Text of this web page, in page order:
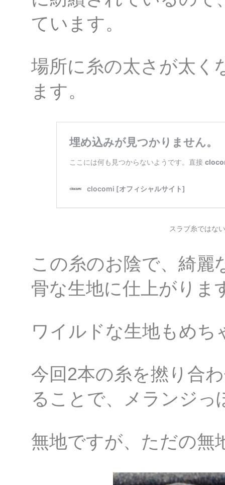
ています。
場所に糸の太さが太く
ます。
スラブ糸ではな
この糸のお陰で、綺麗
骨な生地に仕上がりま
ワイルドな生地もめ
今回2本の糸を撚り合
ることで、メランジ
無地ですが、ただの無